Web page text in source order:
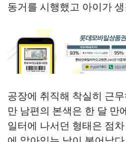
동거를 시행했고 아이가
공장에 취직해 착실히 근
만 남편의 본색은 한 달 만
일터에 나서던 형태은 점